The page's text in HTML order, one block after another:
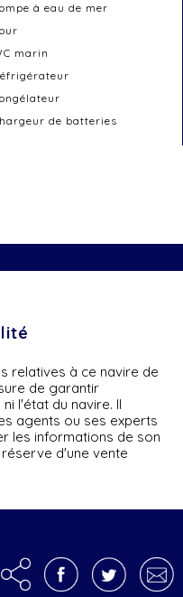
à eau de mer
marin
de batteries
relatives à ce navire de
de garantir
l'état du navire. Il
agents ou ses experts
les informations de son
d'une vente